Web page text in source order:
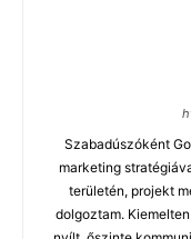
Szabadúszóként
marketing
területén, projekt
dolgoztam.